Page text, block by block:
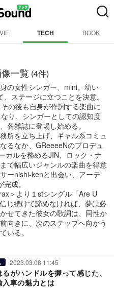
TECH BOOK
一覧 (4件)
の女性シンガー、mini。幼い
ステージに立つことを決意。
の後も自身が作詞する楽曲に
り、シンガーとしての認知度
各雑誌に登場し始める。
所を立ち上げ、ギャル系コミュ
るなか、GReeeeNのプロデュ
カルを務めるJIN、ロック・ナ
で幅広いジャンルの楽曲を得意
ーnishi-kenと出会い、アーテ
成。
＞より１stシングル「Are U
じ続けて諦めなければ、夢は必
てきた彼女の歌詞は、同性か
向きに、次のステップへ向かう
いる。
2023.03.08 11:45
がハンドルを握って感じた、
入車の魅力とは